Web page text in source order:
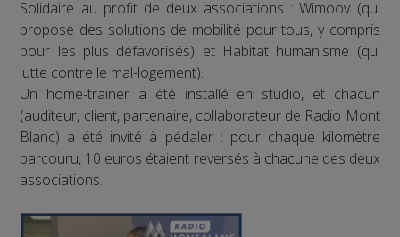
Solidaire au profit de deux associations : Wimoov (qui
propose des solutions de mobilité pour tous, y compris
pour les plus défavorisés) et Habitat humanisme (qui
lutte contre le mal-logement).
Un home-trainer a été installé en studio, et chacun
(auditeur, client, partenaire, collaborateur de Radio Mont
Blanc) a été invité à pédaler : pour chaque kilomètre
parcouru, 10 euros étaient reversés à chacune des deux
associations.